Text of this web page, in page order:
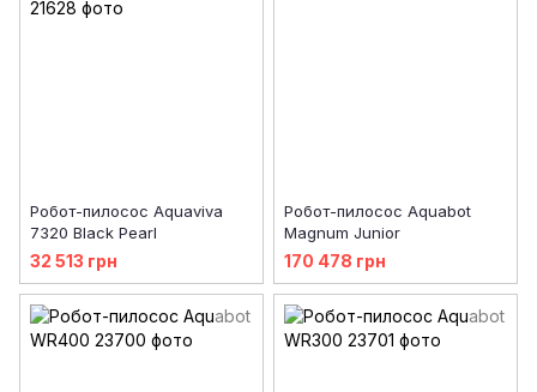
Робот-пилосос Aquaviva
7320 Black Pearl
32 513 грн
Робот-пилосос Aquabot
Magnum Junior
170 478 грн